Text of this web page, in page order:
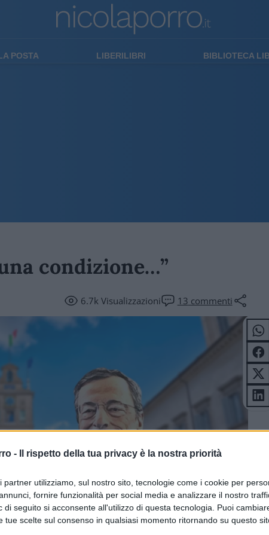
- Il rispetto della tua privacy è la nostra priorità
partner utilizziamo, sul nostro sito, tecnologie come i cookie per
fornire funzionalità per social media e analizzare il nostro
di seguito si acconsente all'utilizzo di questa tecnologia. Puoi
tue scelte sul consenso in qualsiasi momento ritornando su questo
POSTA LIBERILIBRI BIBLIOTECA
condizione…”
6.7kVisualizzazioni 13 commenti